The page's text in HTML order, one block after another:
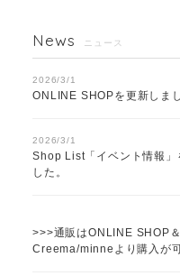
News ニュース
2026/3/1
ONLINE SHOPを更新しまし
2026/3/1
Shop List「イベント情報」
した。
>>>通販はONLINE SHOP＆
Creema/minneより購入が可